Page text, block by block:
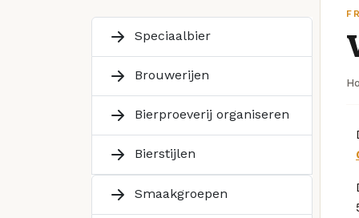
Speciaalbier
Brouwerijen
Bierproeverij organiseren
Bierstijlen
Smaakgroepen